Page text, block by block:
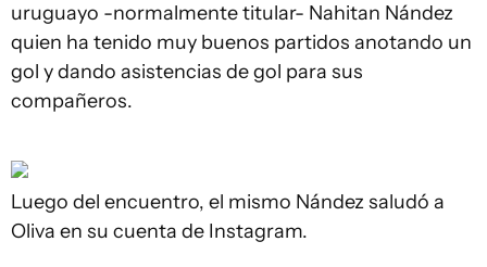
uruguayo -normalmente titular- Nahitan Nández
quien ha tenido muy buenos partidos anotando un
gol y dando asistencias de gol para sus
compañeros.
Luego del encuentro, el mismo Nández saludó a
Oliva en su cuenta de Instagram.